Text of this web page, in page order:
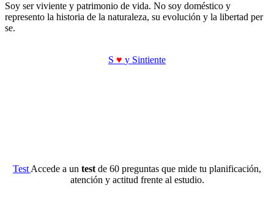
Soy ser viviente y patrimonio de vida. No soy doméstico y
represento la historia de la naturaleza, su evolución y la libertad per
se.
S ♥ y Sintiente
Test Accede a un test de 60 preguntas que mide tu planificación,
atención y actitud frente al estudio.